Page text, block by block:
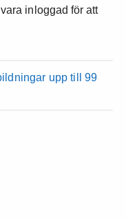
inloggad för att
upp till 99